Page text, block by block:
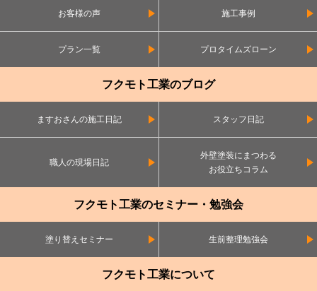
お客様の声 施工事例
プラン一覧 プロタイムズローン
フクモト工業のブログ
ますおさんの施工日記 スタッフ日記
職人の現場日記
外壁塗装にまつわる
お役立ちコラム
フクモト工業のセミナー・勉強会
塗り替えセミナー 生前整理勉強会
フクモト工業について